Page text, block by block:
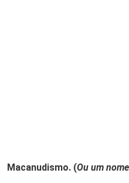
Macanudismo. (Ou um